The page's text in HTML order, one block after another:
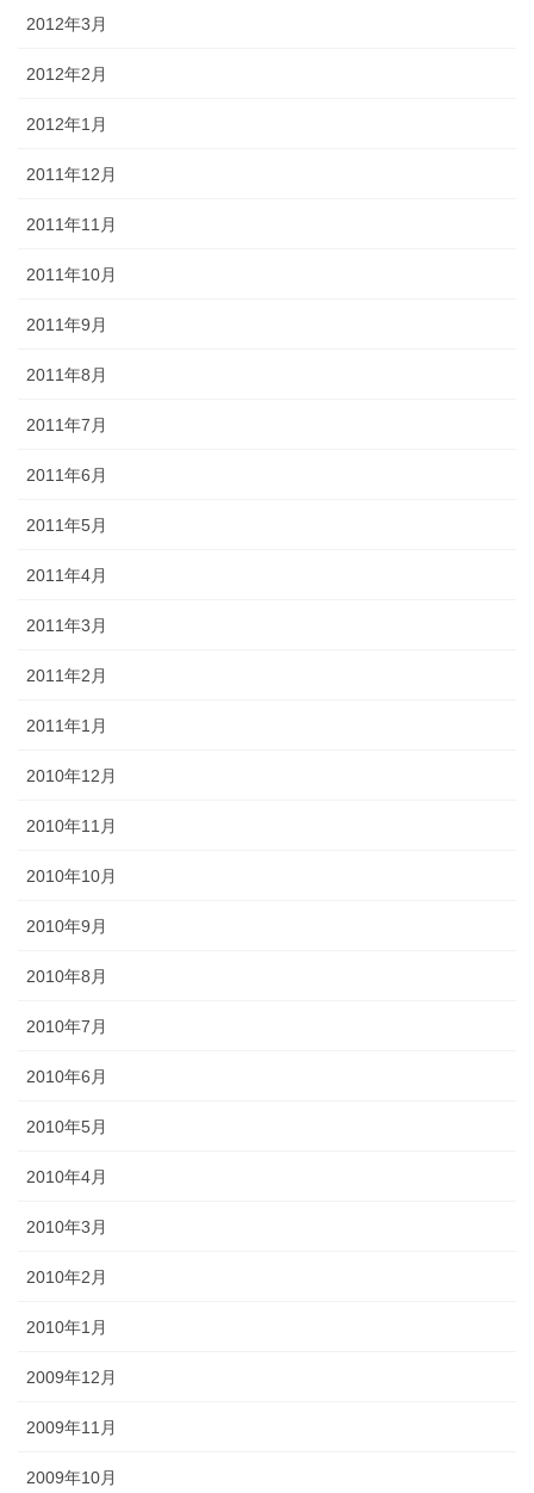
2012年3月
2012年2月
2012年1月
2011年12月
2011年11月
2011年10月
2011年9月
2011年8月
2011年7月
2011年6月
2011年5月
2011年4月
2011年3月
2011年2月
2011年1月
2010年12月
2010年11月
2010年10月
2010年9月
2010年8月
2010年7月
2010年6月
2010年5月
2010年4月
2010年3月
2010年2月
2010年1月
2009年12月
2009年11月
2009年10月